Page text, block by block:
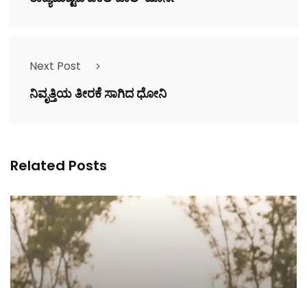
Next Post
ನಿವೃತ್ತಿಯ ತೀರಕೆ ಸಾಗಿದ ಧೋನಿ
Related Posts